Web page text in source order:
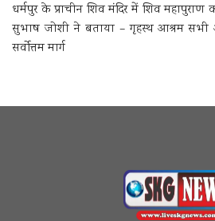
धर्मपुर के प्राचीन शिव मंदिर में शिव
सुभाष जोशी ने बताया – गृहस्थ आश्रम सभी
सर्वोत्तम मार्ग